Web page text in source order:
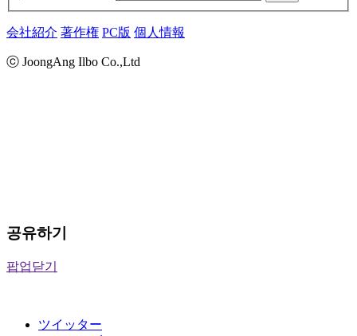
会社紹介 著作権 PC版 個人情報
ⓒ JoongAng Ilbo Co.,Ltd
공유하기
팝업닫기
ツイッター